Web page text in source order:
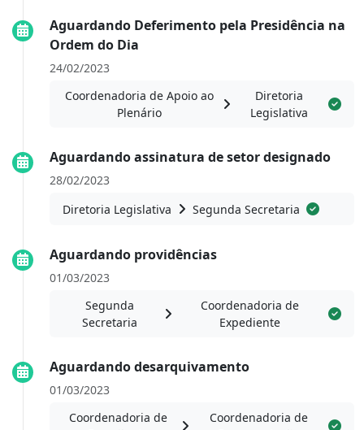
Aguardando Deferimento pela Presidência na
Ordem do Dia
24/02/2023
Coordenadoria de Apoio ao
Plenário
Diretoria
Legislativa
Aguardando assinatura de setor designado
28/02/2023
Diretoria Legislativa
Segunda Secretaria
Aguardando providências
01/03/2023
Segunda
Secretaria
Coordenadoria de
Expediente
Aguardando desarquivamento
01/03/2023
Coordenadoria de
Coordenadoria de